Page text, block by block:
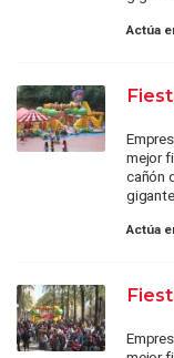
Actúa
mejor
cañón
Actúa